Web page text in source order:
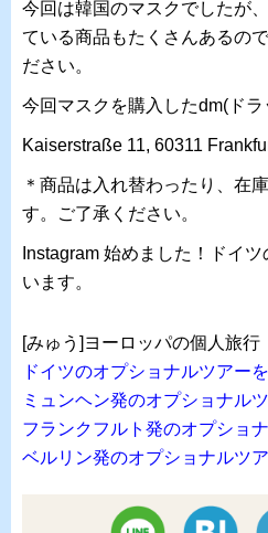
今回は韓国のマスクでしたが
ている商品もたくさんあるの
ださい。
今回マスクを購入したdm(ドラ
Kaiserstraße 11, 60311
＊商品は入れ替わったり、在
す。ご了承ください。
Instagram 始めました！ドイ
います。
[みゅう]ヨーロッパの個人旅行
ドイツのオプショナルツアー
ミュンヘン発のオプショナル
フランクフルト発のオプショ
ベルリン発のオプショナルツ